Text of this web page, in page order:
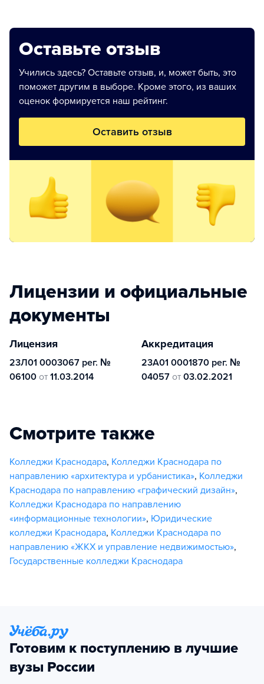
Оставьте отзыв
Учились здесь? Оставьте отзыв, и, может быть, это
поможет другим в выборе. Кроме этого, из ваших
оценок формируется наш рейтинг.
Оставить отзыв
Лицензии и официальные
документы
Лицензия
23Л01 0003067 рег. №
06100 от 11.03.2014
Аккредитация
23А01 0001870 рег. №
04057 от 03.02.2021
Смотрите также
Колледжи Краснодара, Колледжи Краснодара по
направлению «архитектура и урбанистика», Колледжи
Краснодара по направлению «графический дизайн»,
Колледжи Краснодара по направлению
«информационные технологии», Юридические
колледжи Краснодара, Колледжи Краснодара по
направлению «ЖКХ и управление недвижимостью»,
Государственные колледжи Краснодара
Готовим к поступлению в лучшие
вузы России